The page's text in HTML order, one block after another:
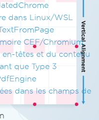
dans Linux/WSL
CEF/Chromium
en-têtes et du contenu
que Type 3
dans les champs de